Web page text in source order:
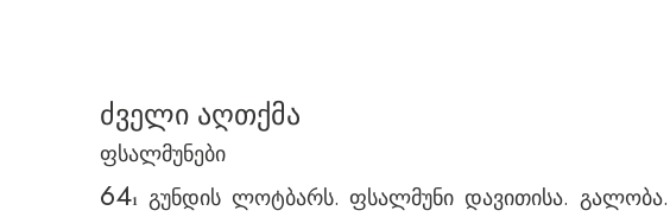
ძველი აღთქმა
ფსალმუნები
641 გუნდის ლოტბარს. ფსალმუნი დავითისა.